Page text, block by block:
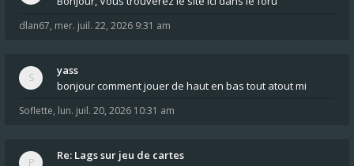
dlan67, mer. juil. 22, 2026 9:31 am
yass
bonjour comment jouer de haut en bas tout atout mi
Soflette, lun. juil. 20, 2026 10:31 am
Re: Lags sur jeu de cartes